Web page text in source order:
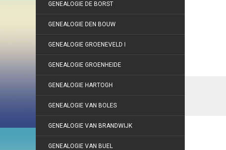
GENEALOGIE DE BORST
GENEALOGIE DEN BOUW
GENEALOGIE GROENEVELD I
GENEALOGIE GROENHEIDE
GENEALOGIE HARTOGH
GENEALOGIE VAN BOLES
GENEALOGIE VAN BRANDWIJK
GENEALOGIE VAN BUEL